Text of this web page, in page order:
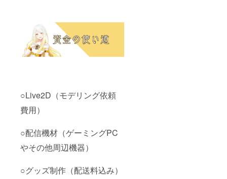
○Live2D（モデリング依頼
費用）
○配信機材（ゲーミングPC
やその他周辺機器）
○グッズ制作（配送料込み）